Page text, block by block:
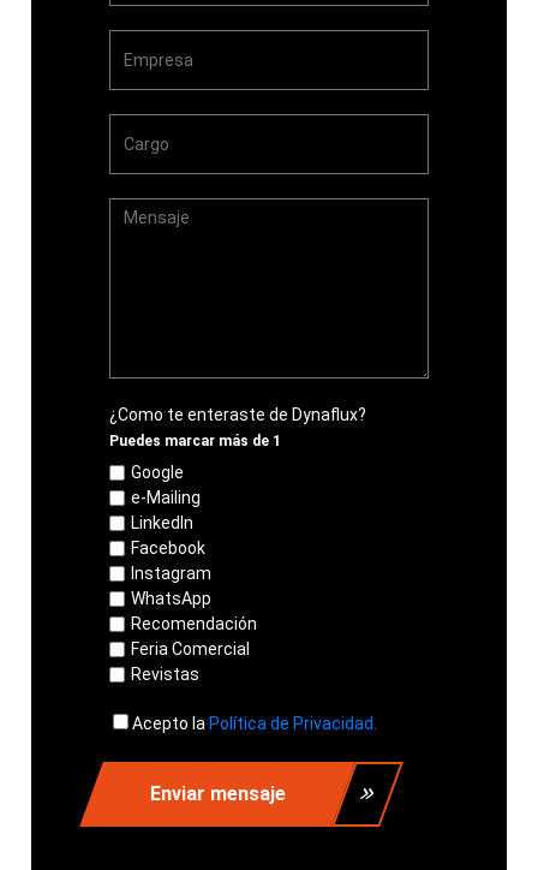
¿Como te enteraste de Dynaflux?
Puedes marcar más de 1
Google
e-Mailing
LinkedIn
Facebook
Instagram
WhatsApp
Recomendación
Feria Comercial
Revistas
Acepto la Política de Privacidad.
Enviar mensaje